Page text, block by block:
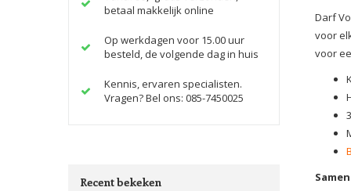
betaal makkelijk online
Op werkdagen voor 15.00 uur
besteld, de volgende dag in huis
Kennis, ervaren specialisten.
Vragen? Bel ons: 085-7450025
Recent bekeken
Darf
voor
voor